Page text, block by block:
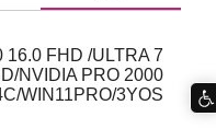
16.0 FHD /ULTRA 7
NVIDIA PRO 2000
WIN11PRO/3YOS